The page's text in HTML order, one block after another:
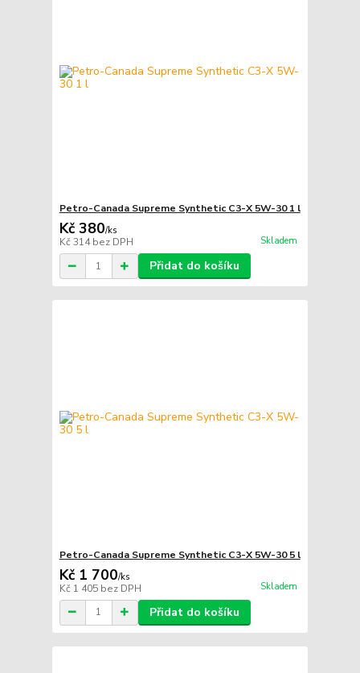
Petro-Canada Supreme Synthetic C3-X 5W-30 1 l
Kč 380/ks
Kč 314bez DPH Skladem
Přidat do košíku
Petro-Canada Supreme Synthetic C3-X 5W-30 5 l
Kč 1 700/ks
Kč 1 405 bez DPH Skladem
Přidat do košíku